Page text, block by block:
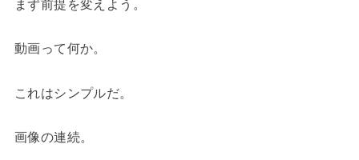
まず前提を変えよう。
動画って何か。
これはシンプルだ。
画像の連続。